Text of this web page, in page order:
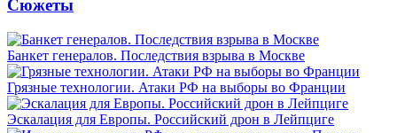
Сюжеты
Банкет генералов. Последствия взрыва в Москве
Грязные технологии. Атаки РФ на выборы во Франции
Эскалация для Европы. Российский дрон в Лейпциге